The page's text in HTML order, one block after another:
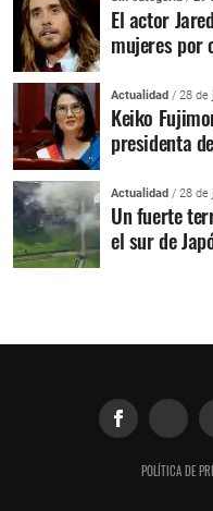
El actor
mujeres por
Actualidad / 28 de
Keiko
presidenta
Actualidad / 28 de
Un fuerte
el sur de
POLÍTICA DE